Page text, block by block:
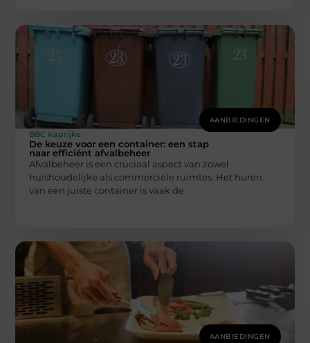
AANBIEDINGEN
BBC Kaprijke
De keuze voor een container: een stap
naar efficiënt afvalbeheer
Afvalbeheer is een cruciaal aspect van zowel
huishoudelijke als commerciële ruimtes. Het huren
van een juiste container is vaak de
AANBIEDINGEN